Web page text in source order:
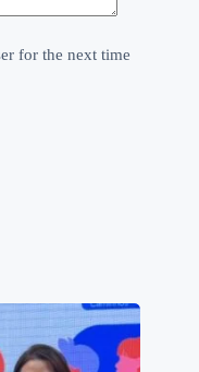
for the next time